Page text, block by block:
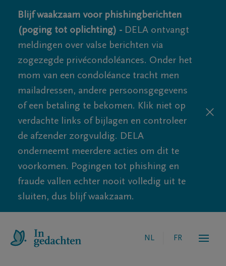
Blijf waakzaam voor phishingberichten
(poging tot oplichting) - DELA ontvangt
meldingen over valse berichten via
zogezegde privécondoléances. Onder het
mom van een condoléance tracht men
mailadressen, andere persoonsgegevens
of een betaling te bekomen. Klik niet op
verdachte links of bijlagen en controleer
de afzender zorgvuldig. DELA
onderneemt meerdere acties om dit te
voorkomen. Pogingen tot phishing en
fraude vallen echter nooit volledig uit te
sluiten, dus blijf waakzaam.
NL FR